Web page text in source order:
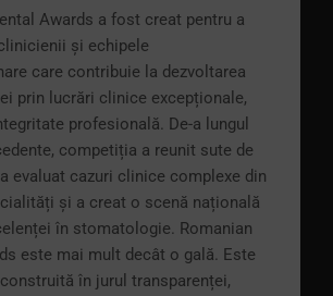
Awards a fost creat pentru a
și echipele
care contribuie la dezvoltarea
prin lucrări clinice excepționale,
profesională. De-a lungul
competiția a reunit sute de
evaluat cazuri clinice complexe din
și a creat o scenă națională
în stomatologie. Romanian
este mai mult decât o gală. Este
în jurul transparenței,